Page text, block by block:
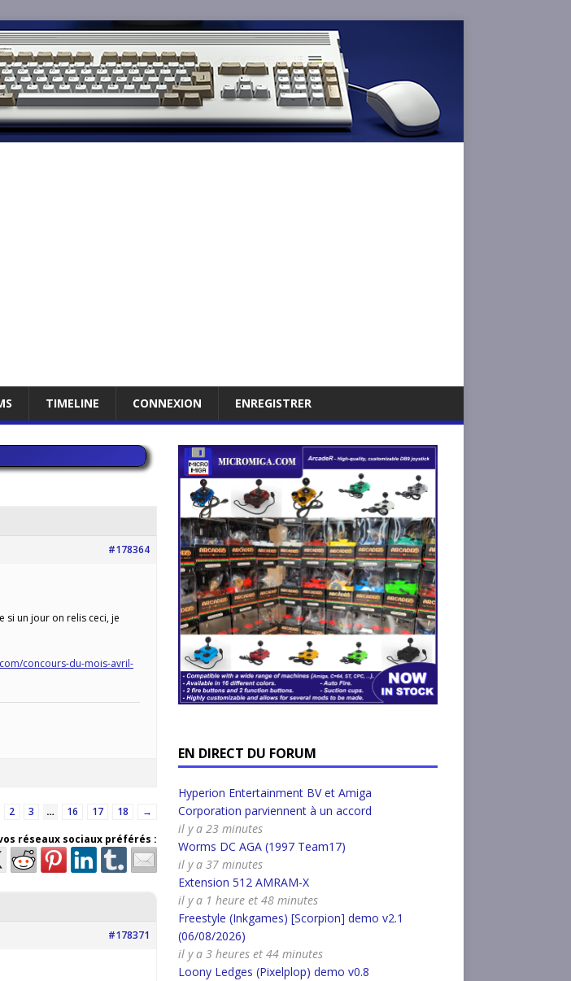
TIMELINE CONNEXION ENREGISTRER
#178364
si un jour on relis ceci, je
concours-du-mois-avril-
2 3 … 16 17 18
→
réseaux sociaux préférés :
#178371
EN DIRECT DU FORUM
Hyperion Entertainment BV et Amiga
Corporation parviennent à un accord
il y a 23 minutes
Worms DC AGA (1997 Team17)
il y a 37 minutes
Extension 512 AMRAM-X
il y a 1 heure et 48 minutes
Freestyle (Inkgames) [Scorpion] demo v2.1
(06/08/2026)
il y a 3 heures et 44 minutes
Loony Ledges (Pixelplop) demo v0.8